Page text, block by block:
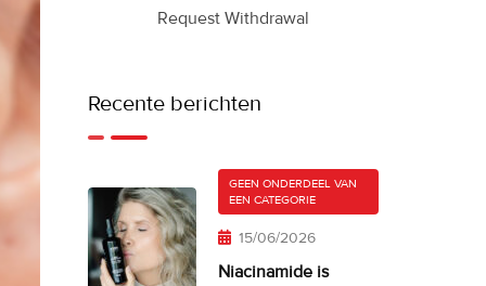
Request Withdrawal
Recente berichten
GEEN ONDERDEEL VAN
EEN CATEGORIE
15/06/2026
Niacinamide is